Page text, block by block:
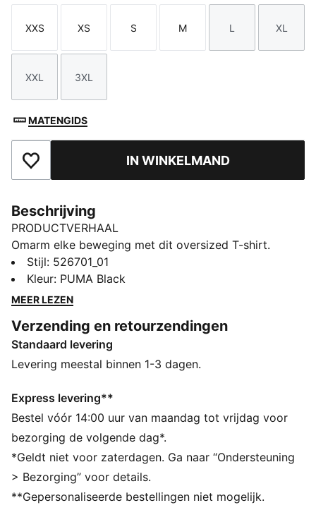
Maat
XXS
Maat
XS
Maat
S
Maat
M
Maat
L
Maat
XL
Maat
XXL
Maat
3XL
MATENGIDS
Toegevoegd aan favorietenIN WINKELMAND
Beschrijving
PRODUCTVERHAAL
Omarm elke beweging met dit oversized T-shirt.
Dankzij de raglanmouwen, zijsplitten en een langere
lengte voor maximale bedekking is het ontworpen
voor vrijheid en bescheidenheid. Blijf droog en
waardoor elke training een fluitje van een cent wordt.
ALLE INS EN OUTS
Gemaakt met minstens 90% gerecyclede materialen.
van het lichaam af te voeren en je tijdens het sporten
vrij te houden van zweet
DETAILS
Normale pasvorm
Single jersey materiaal
Verlengd
Ronde hals
Stijl: 526701_01
Kleur: PUMA Black
MEER LEZEN
Verzending en retourzendingen
Standaard levering
Levering meestal binnen 1-3 dagen.
Express levering**
Bestel vóór 14:00 uur van maandag tot vrijdag voor
bezorging de volgende dag*.
*Geldt niet voor zaterdagen. Ga naar “Ondersteuning
> Bezorging” voor details.
**Gepersonaliseerde bestellingen niet mogelijk.